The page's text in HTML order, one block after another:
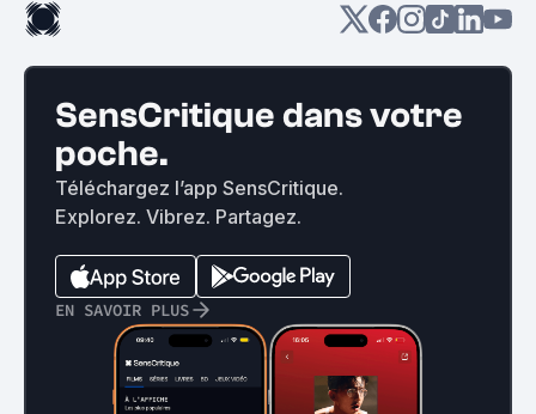
SensCritique dans votre
poche.
Téléchargez l’app SensCritique.
Explorez. Vibrez. Partagez.
EN SAVOIR PLUS